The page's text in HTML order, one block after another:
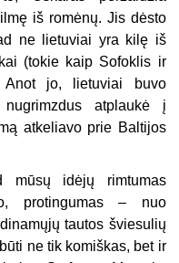
iš romėnų. Jis dėsto
ne lietuviai yra kilę iš
(tokie kaip Sofoklis ir
jo, lietuviai buvo
atplaukė į
atkeliavo prie Baltijos
mūsų idėjų rimtumas
protingumas – nuo
tautos šviesulių
ne tik komiškas, bet ir